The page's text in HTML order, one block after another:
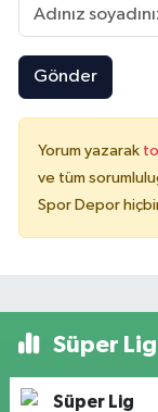
Gönder
Yorum yazarak
ve tüm
Spor Depor
Süper
Süper Lig